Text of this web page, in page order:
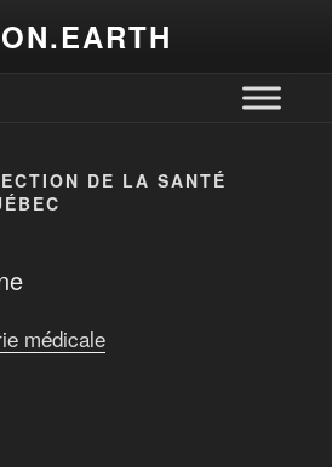
DE LA SANTÉ
médicale